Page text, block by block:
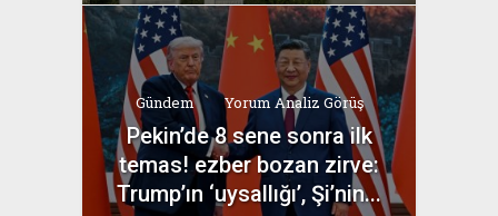
yazan
Bahri Ak
Gündem Yorum Analiz Görüş
Pekin’de 8 sene sonra ilk
temas! ezber bozan zirve:
Trump’ın ‘uysallığı’, Şi’nin...